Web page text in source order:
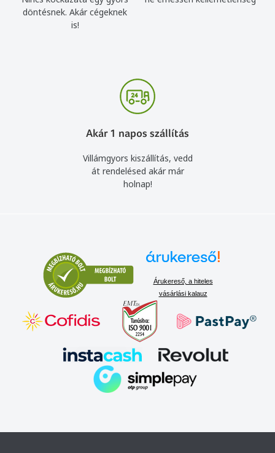
döntésnek. Akár cégeknek
is!
Akár 1 napos szállítás
Villámgyors kiszállítás, vedd
át rendelésed akár már
holnap!
Árukereső, a hiteles
vásárlási kalauz